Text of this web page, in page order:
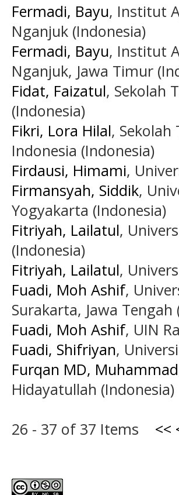
Fermadi, Bayu, Institut
Nganjuk (Indonesia)
Fermadi, Bayu, Institut
Nganjuk, Jawa Timur
Fidat, Faizatul, Sekolah
(Indonesia)
Fikri, Lora Hilal,
Indonesia (Indonesia)
Firdausi, Himami,
Firmansyah, Siddik,
Yogyakarta (Indonesia)
Fitriyah, Lailatul,
(Indonesia)
Fitriyah, Lailatul,
Fuadi, Moh Ashif,
Surakarta, Jawa Tengah
Fuadi, Moh Ashif, UIN
Fuadi, Shifriyan,
Furqan MD, Muhammad
Hidayatullah (Indonesia)
26 - 37 of 37 Items <<